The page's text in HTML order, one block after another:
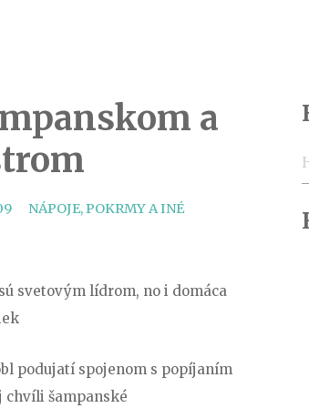
a
CATEGORIES
NÁPOJE, POKRMY A INÉ
svetovým lídrom, no i domáca
podujatí spojenom s popíjaním
chvíli šampanské